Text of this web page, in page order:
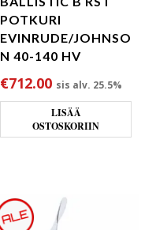
POTKURI
EVINRUDE/JOHNSO
N 40-140 HV
€712.00 sis alv. 25.5%
LISÄÄ
OSTOSKORIIN